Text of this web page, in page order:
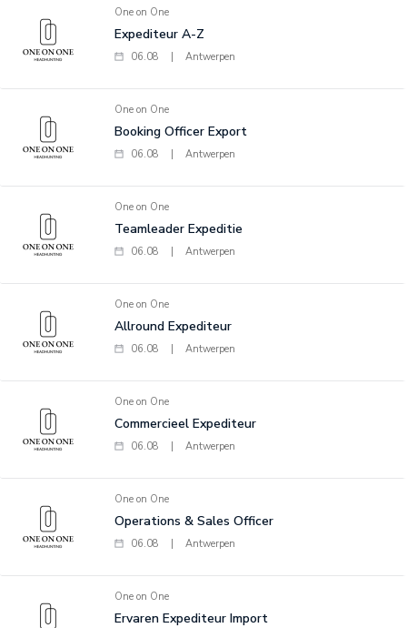
One on One
Expediteur A-Z
06.08 Antwerpen
One on One
Booking Officer Export
06.08 Antwerpen
One on One
Teamleader Expeditie
06.08 Antwerpen
One on One
Allround Expediteur
06.08 Antwerpen
One on One
Commercieel Expediteur
06.08 Antwerpen
One on One
Operations & Sales Officer
06.08 Antwerpen
One on One
Ervaren Expediteur Import